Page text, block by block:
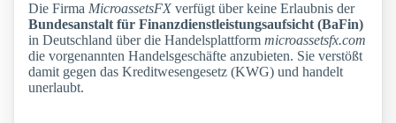
Die Firma MicroassetsFX verfügt über keine Erlaubnis der
Bundesanstalt für Finanzdienstleistungsaufsicht (BaFin)
in Deutschland über die Handelsplattform microassetsfx.com
die vorgenannten Handelsgeschäfte anzubieten. Sie verstößt
damit gegen das Kreditwesengesetz (KWG) und handelt
unerlaubt.